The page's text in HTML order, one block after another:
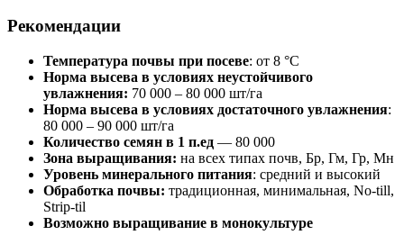
Рекомендации
Температура почвы при посеве: от 8 °С
Норма высева в условиях неустойчивого
увлажнения: 70 000 – 80 000 шт/га
Норма высева в условиях достаточного увлажнения:
80 000 – 90 000 шт/га
Количество семян в 1 п.ед — 80 000
Зона выращивания: на всех типах почв, Бр, Гм, Гр, Мн
Уровень минерального питания: средний и высокий
Обработка почвы: традиционная, минимальная, No-till,
Strip-til
Возможно выращивание в монокультуре